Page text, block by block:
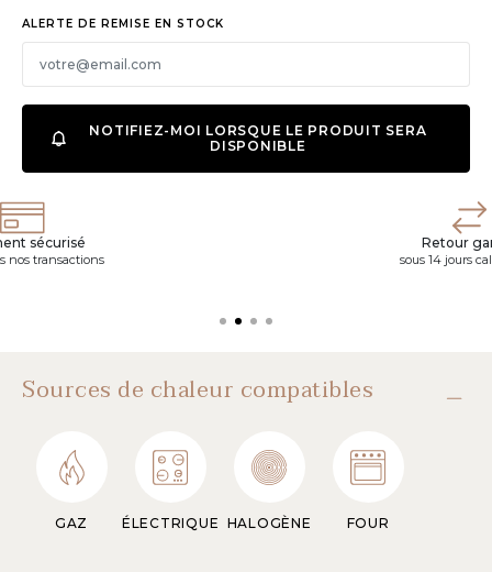
ALERTE DE REMISE EN STOCK
NOTIFIEZ-MOI LORSQUE LE PRODUIT SERA
DISPONIBLE
sécurisé
nos transactions
Retour
sous 14 jours
Sources de chaleur compatibles
GAZ ÉLECTRIQUE HALOGÈNE FOUR